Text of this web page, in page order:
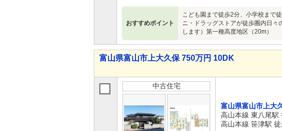
おすすめポイント
こども園まで徒歩2分、小学校まで
ニ・ドラッグストアが徒歩圏内日
します）第一種高度地区（20m）
富山県富山市上大久保 750万円 10DK
中古住宅
富山県富山市上大
高山本線 東八尾駅
高山本線 笹津駅